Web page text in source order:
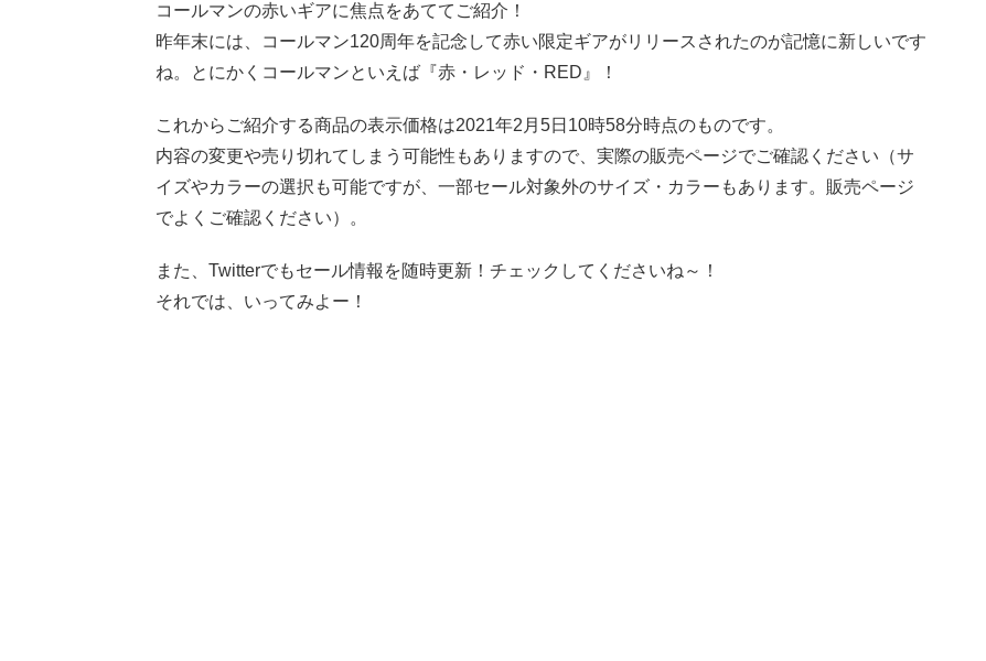
コールマンの赤いギアに焦点をあててご紹介！
昨年末には、コールマン120周年を記念して赤い限定ギアがリリースされたのが記憶に新しいです
ね。とにかくコールマンといえば『赤・レッド・RED』！
これからご紹介する商品の表示価格は2021年2月5日10時58分時点のものです。
内容の変更や売り切れてしまう可能性もありますので、実際の販売ページでご確認ください（サ
イズやカラーの選択も可能ですが、一部セール対象外のサイズ・カラーもあります。販売ページ
でよくご確認ください）。
また、Twitterでもセール情報を随時更新！チェックしてくださいね～！
それでは、いってみよー！